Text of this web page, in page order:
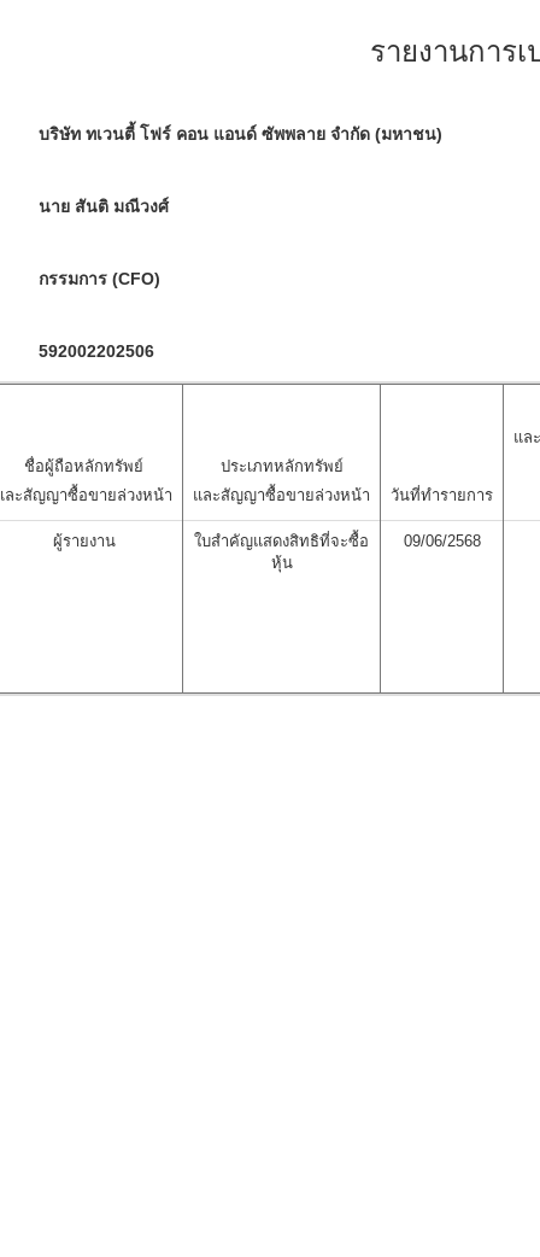
รายงานการ
บริษัท ทเวนตี้ โฟร์ คอน แอนด์ ซัพพลาย จำกัด (มหาชน)
นาย สันติ มณีวงศ์
กรรมการ (CFO)
592002202506
ชื่อผู้ถือหลักทรัพย์
ละสัญญาซื้อขายล่วงหน้า
ประเภทหลักทรัพย์
และสัญญาซื้อขายล่วงหน้า
วันที่ทำรายการ
แล
ผู้รายงาน
ใบสำคัญแสดงสิทธิที่จะซื้อ
หุ้น
09/06/2568